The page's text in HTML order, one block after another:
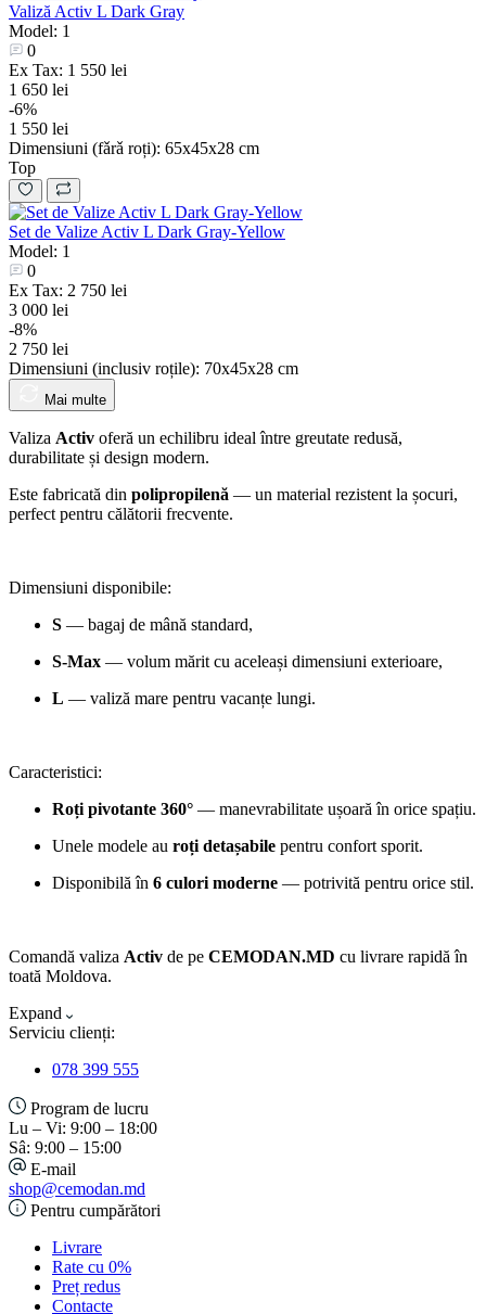
Valiză Activ L Dark Gray
Model: 1
0
Ex Tax: 1 550 lei
1 650 lei
-6%
1 550 lei
Dimensiuni (fǎrǎ roți): 65х45х28 cm
Top
Set de Valize Activ L Dark Gray-Yellow
Model: 1
0
Ex Tax: 2 750 lei
3 000 lei
-8%
2 750 lei
Dimensiuni (inclusiv roțile): 70х45х28 cm
Mai multe
Valiza Activ oferă un echilibru ideal între greutate redusă,
durabilitate și design modern.
Este fabricată din polipropilenă — un material rezistent la șocuri,
perfect pentru călătorii frecvente.
Dimensiuni disponibile:
S — bagaj de mână standard,
S-Max — volum mărit cu aceleași dimensiuni exterioare,
L — valiză mare pentru vacanțe lungi.
Caracteristici:
Roți pivotante 360° — manevrabilitate ușoară în orice spațiu.
Unele modele au roți detașabile pentru confort sporit.
Disponibilă în 6 culori moderne — potrivită pentru orice stil.
Comandă valiza Activ de pe CEMODAN.MD cu livrare rapidă în
toată Moldova.
Expand
Serviciu clienți:
078 399 555
Program de lucru
Lu – Vi: 9:00 – 18:00
Sâ: 9:00 – 15:00
E-mail
shop@cemodan.md
Pentru cumpărători
Livrare
Rate cu 0%
Preț redus
Contacte